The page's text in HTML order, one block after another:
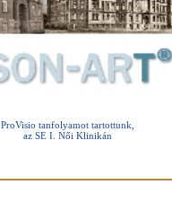
ProVisio tanfolyamot tartottunk,
az SE I. Női Klinikán